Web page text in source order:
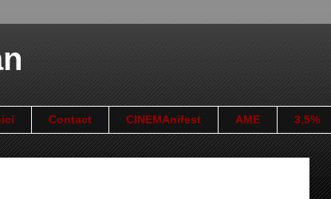
Contact CINEMAnifest AME 3,5%